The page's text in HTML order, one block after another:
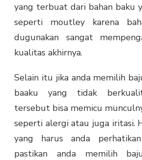
yang terbuat dari bahan baku
seperti moutley karena
dugunakan sangat
kualitas akhirnya.
Selain itu jika anda memilih
baaku yang tidak
tersebut bisa memicu
seperti alergi atau juga iritasi.
yang harus anda
pastikan anda memilih